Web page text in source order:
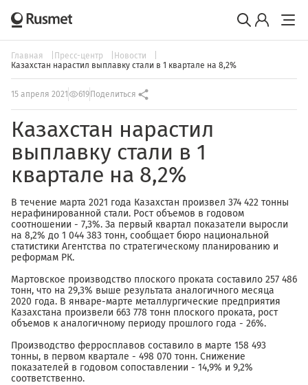
Главная Пресс-центр
Новости
Казахстан нарастил выплавку стали в 1 квартале на 8,2%
15 апреля 2021 619 Поделиться
Казахстан нарастил
выплавку стали в 1
квартале на 8,2%
В течение марта 2021 года Казахстан произвел 374 422 тонны
нерафинированной стали. Рост объемов в годовом
соотношении - 7,3%. За первый квартал показатели выросли
на 8,2% до 1 044 383 тонн, сообщает бюро национальной
статистики Агентства по стратегическому планированию и
реформам РК.
Мартовское производство плоского проката составило 257 486
тонн, что на 29,3% выше результата аналогичного месяца
2020 года. В январе-марте металлургические предприятия
Казахстана произвели 663 778 тонн плоского проката, рост
объемов к аналогичному периоду прошлого года - 26%.
Производство ферросплавов составило в марте 158 493
тонны, в первом квартале - 498 070 тонн. Снижение
показателей в годовом сопоставлении - 14,9% и 9,2%
соответственно.